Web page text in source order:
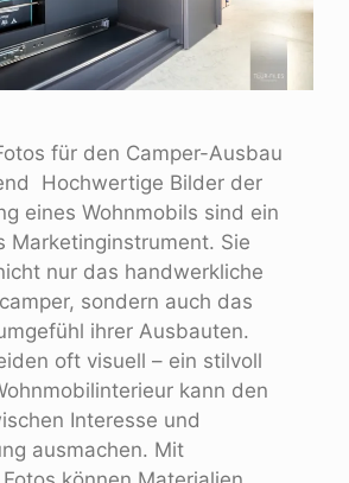
für den Camper-Ausbau
Hochwertige Bilder der
eines Wohnmobils sind ein
Marketinginstrument. Sie
nur das handwerkliche
sondern auch das
ihrer Ausbauten.
oft visuell – ein stilvoll
kann den
Interesse und
ausmachen. Mit